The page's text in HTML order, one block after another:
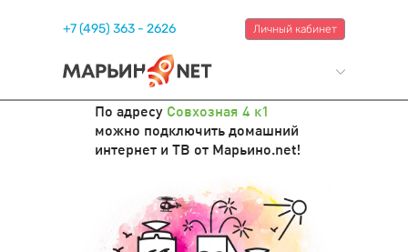
+7 (495) 363 - 2626 Личный кабинет
По адресу Совхозная 4 к1
можно подключить домашний
интернет и ТВ от Марьино.net!